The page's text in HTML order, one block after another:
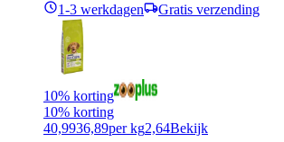
1-3 werkdagen Gratis verzending
10% korting
10% korting
40,9936,89per kg2,64Bekijk